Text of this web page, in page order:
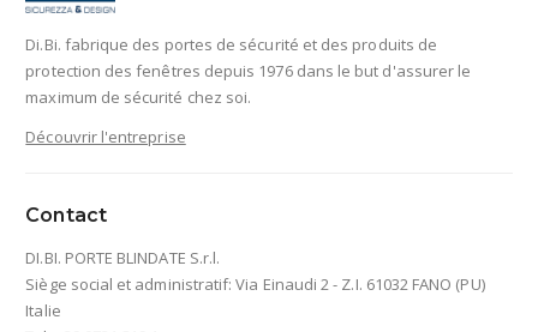
Di.Bi. fabrique des portes de sécurité et des produits de
protection des fenêtres depuis 1976 dans le but d'assurer le
maximum de sécurité chez soi.
Découvrir l'entreprise
Contact
DI.BI. PORTE BLINDATE S.r.l.
Siège social et administratif: Via Einaudi 2 - Z.I. 61032 FANO (PU)
Italie